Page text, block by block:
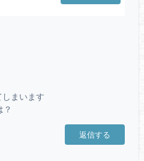
まいます
？
返信する